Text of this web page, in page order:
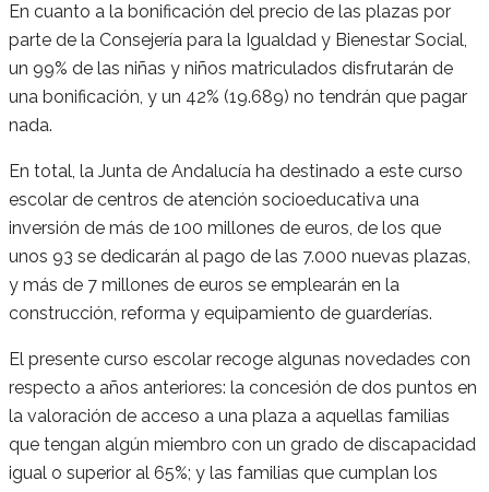
En cuanto a la bonificación del precio de las plazas por
parte de la Consejería para la Igualdad y Bienestar Social,
un 99% de las niñas y niños matriculados disfrutarán de
una bonificación, y un 42% (19.689) no tendrán que pagar
nada.
En total, la Junta de Andalucía ha destinado a este curso
escolar de centros de atención socioeducativa una
inversión de más de 100 millones de euros, de los que
unos 93 se dedicarán al pago de las 7.000 nuevas plazas,
y más de 7 millones de euros se emplearán en la
construcción, reforma y equipamiento de guarderías.
El presente curso escolar recoge algunas novedades con
respecto a años anteriores: la concesión de dos puntos en
la valoración de acceso a una plaza a aquellas familias
que tengan algún miembro con un grado de discapacidad
igual o superior al 65%; y las familias que cumplan los